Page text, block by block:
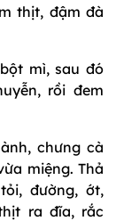
thịt, đậm đà
mì, sau đó
rồi đem
chưng cà
miệng. Thả
đường, ớt,
ra đĩa, rắc